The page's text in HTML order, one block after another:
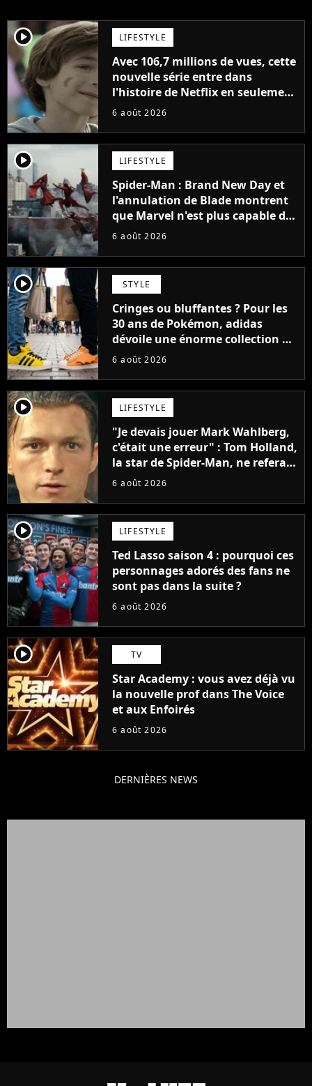
player2 LIFESTYLE
Avec 106,7 millions de vues, cette
nouvelle série entre dans
l'histoire de Netflix en seulement
48 jours
6 août 2026
player2 LIFESTYLE
Spider-Man : Brand New Day et
l'annulation de Blade montrent
que Marvel n'est plus capable de
faire quoi que ce soit de simple
6 août 2026
player2 STYLE
Cringes ou bluffantes ? Pour les
30 ans de Pokémon, adidas
dévoile une énorme collection de
sneakers et je ne sais pas quoi en
6 août 2026
player2 LIFESTYLE
"Je devais jouer Mark Wahlberg,
c'était une erreur" : Tom Holland,
la star de Spider-Man, ne referait
pas ce blockbuster
6 août 2026
player2 LIFESTYLE
Ted Lasso saison 4 : pourquoi ces
personnages adorés des fans ne
sont pas dans la suite ?
6 août 2026
player2 TV
Star Academy : vous avez déjà vu
la nouvelle prof dans The Voice
et aux Enfoirés
6 août 2026
DERNIÈRES NEWS